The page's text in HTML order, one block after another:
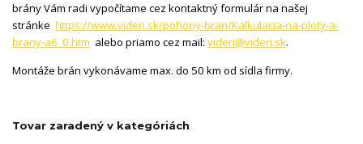
brány Vám radi vypočítame cez kontaktný formulár na našej
stránke https://www.videri.sk/pohony-bran/Kalkulacia-na-ploty-a-
brany-a6_0.htm alebo priamo cez mail: videri@videri.sk.
Montáže brán vykonávame max. do 50 km od sídla firmy.
Tovar zaradený v kategóriách